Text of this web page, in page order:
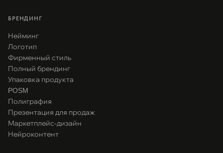
БРЕНДИНГ
Нейминг
Логотип
Фирменный стиль
Полный брендинг
Упаковка продукта
POSM
Полиграфия
Презентация для продаж
Маркетплейс-дизайн
Нейроконтент